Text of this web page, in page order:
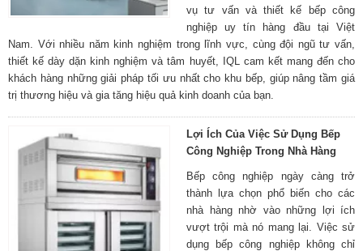
vụ tư vấn và thiết kế bếp công
nghiệp uy tín hàng đầu tại Việt
Nam. Với nhiều năm kinh nghiệm trong lĩnh vực, cùng đội ngũ tư vấn,
thiết kế dày dặn kinh nghiệm và tâm huyết, IQL cam kết mang đến cho
khách hàng những giải pháp tối ưu nhất cho khu bếp, giúp nâng tầm giá
trị thương hiệu và gia tăng hiệu quả kinh doanh của bạn.
Lợi Ích Của Việc Sử Dụng Bếp
Công Nghiệp Trong Nhà Hàng
Bếp công nghiệp ngày càng trở
thành lựa chọn phổ biến cho các
nhà hàng nhờ vào những lợi ích
vượt trội mà nó mang lại. Việc sử
dụng bếp công nghiệp không chỉ